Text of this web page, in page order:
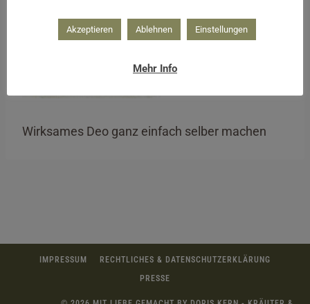
Wirksames Deo ganz einfach selber machen
IMPRESSUM
RECHTLICHES & DATENSCHUTZERKLÄRUNG
PRESSE
Akzeptieren Ablehnen Einstellungen
Mehr Info